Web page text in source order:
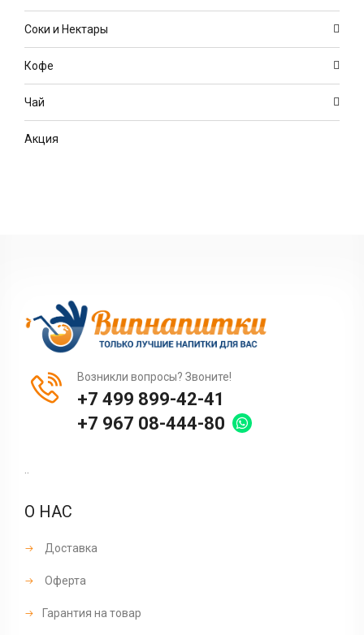
Соки и Нектары
Кофе
Чай
Акция
Возникли вопросы? Звоните!
+7 499 899-42-41
+7 967 08-444-80
..
О НАС
Доставка
Оферта
Гарантия на товар